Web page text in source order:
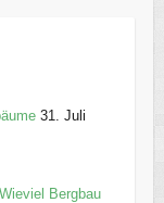
31. Juli
Bergbau